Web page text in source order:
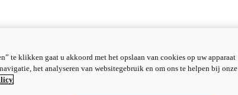
te klikken gaat u akkoord met het opslaan van cookies op uw apparaat
het analyseren van websitegebruik en om ons te helpen bij onze